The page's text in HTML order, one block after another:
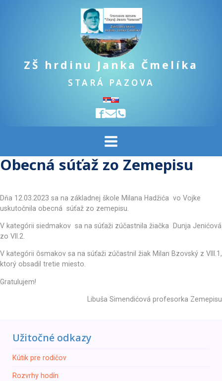
ZŠ hrdinu Janka Čmelíka
STARÁ PAZOVA
Obecná súťaž zo Zemepisu
Dňa 12.03.2023 sa na základnej škole Milana Hadžića vo Vojke
uskutočnila obecná súťaž zo zemepisu.
V kategórii siedmakov sa na súťaži zúčastnila žiačka Dunja Jenićová
zo VII.2.
V kategórii ôsmakov sa na súťaži zúčastnil žiak Milan Bzovský z VIII.1,
ktorý obsadil tretiе miesto.
Gratulujem!
Libuša Simendićová profesorka Zemepisu
Užitočné odkazy
Кútik pre rodičov
Rozvrhy hodín